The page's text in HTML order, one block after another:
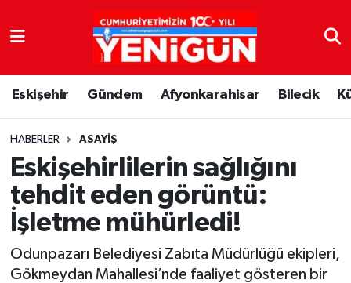
Eskişehir Gündem Afyonkarahisar Bilecik
HABERLER ASAYIŞ
Eskişehirlilerin sağlığını
tehdit eden görüntü:
İşletme mühürledi!
Odunpazarı Belediyesi Zabıta Müdürlüğü ekipleri,
Gökmeydan Mahallesi’nde faaliyet gösteren bir
Nöbetçi Eczaneler
Hava Durumu
Trafik Durumu
Süper Lig Puan Durumu ve Fikstür
Tüm Manşetler
Son Dakika Haberleri